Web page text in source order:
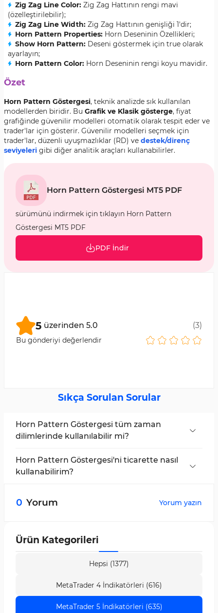
Zig Zag Line Color: Zig Zag Hattının rengi mavi
(özelleştirilebilir);
Zig Zag Line Width: Zig Zag Hattının genişliği 1'dir;
Horn Pattern Properties: Horn Deseninin Özellikleri;
Show Horn Pattern: Deseni göstermek için true olarak
ayarlayın;
Horn Pattern Color: Horn Deseninin rengi koyu mavidir.
Özet
Horn Pattern Göstergesi, teknik analizde sık kullanılan
modellerden biridir. Bu Grafik ve Klasik gösterge, fiyat
grafiğinde güvenilir modelleri otomatik olarak tespit eder ve
trader'lar için gösterir. Güvenilir modelleri seçmek için
trader'lar, düzenli uyuşmazlıklar (RD) ve destek/direnç
seviyeleri gibi diğer analitik araçları kullanabilirler.
Horn Pattern Göstergesi MT5 PDF
sürümünü indirmek için tıklayın Horn Pattern
Göstergesi MT5 PDF
PDF İndir
5 üzerinden 5.0 (3)
Bu gönderiyi değerlendir
Sıkça Sorulan Sorular
Horn Pattern Göstergesi tüm zaman
dilimlerinde kullanılabilir mi?
dilimlerinde hatalardan kaçınmak için daha
yüksek zaman dilimlerinde kullanılması önerilir.
Horn Pattern Göstergesi'ni ticarette nasıl
kullanabilirim?
bekleyebilirsiniz.
0 Yorum Yorum yazın
Ürün Kategorileri
Hepsi (1377)
MetaTrader 4 İndikatörleri (616)
MetaTrader 5 İndikatörleri (635)